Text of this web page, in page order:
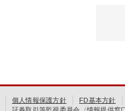
個人情報保護方針 FD基本方針